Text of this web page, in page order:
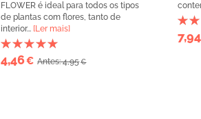
FLOWER é ideal para todos os tipos
de plantas com flores, tanto de
interior... [Ler mais]
4,46€ Antes: 4,95€
7,94